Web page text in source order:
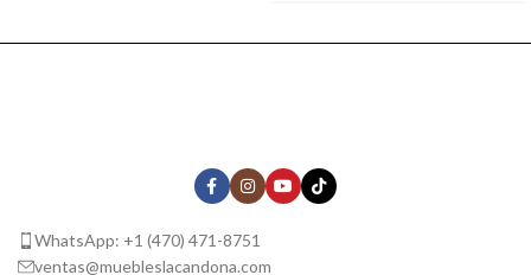
WhatsApp: +1 (470) 471-8751
ventas@muebleslacandona.com